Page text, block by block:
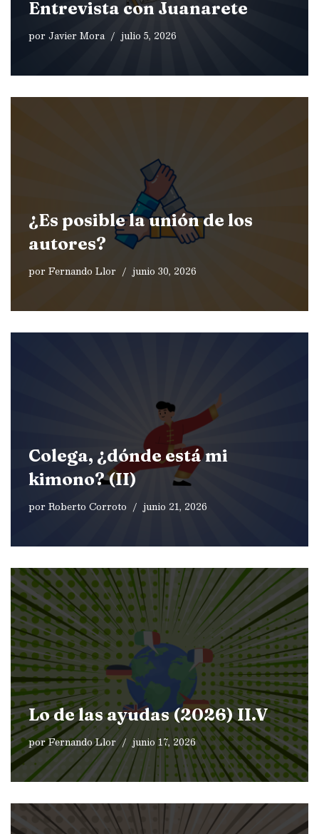
Entrevista con Juanarete
porJavier Mora julio 5, 2026
¿Es posible la unión de los
autores?
porFernando Llor junio 30, 2026
Colega, ¿dónde está mi
kimono? (II)
porRoberto Corroto junio 21, 2026
Lo de las ayudas (2026) II.V
porFernando Llor junio 17, 2026